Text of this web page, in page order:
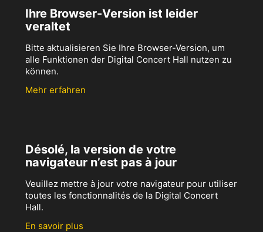
Ihre Browser-Version ist leider
veraltet
Bitte aktualisieren Sie Ihre Browser-Version, um
alle Funktionen der Digital Concert Hall nutzen zu
können.
Mehr erfahren
Désolé, la version de votre
navigateur n’est pas à jour
Veuillez mettre à jour votre navigateur pour utiliser
toutes les fonctionnalités de la Digital Concert
Hall.
En savoir plus